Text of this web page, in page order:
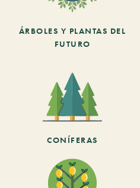
ÁRBOLES Y PLANTAS DEL
FUTURO
CONÍFERAS